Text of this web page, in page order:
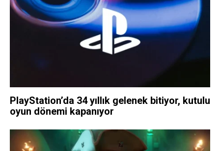
PlayStation’da 34 yıllık gelenek bitiyor, kutulu
oyun dönemi kapanıyor